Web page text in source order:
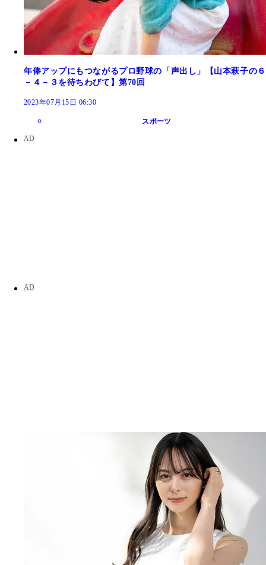
年俸アップにもつながるプロ野球の「声出し」【山本萩子の６
－４－３を待ちわびて】第70回
2023年07月15日 06:30
スポーツ